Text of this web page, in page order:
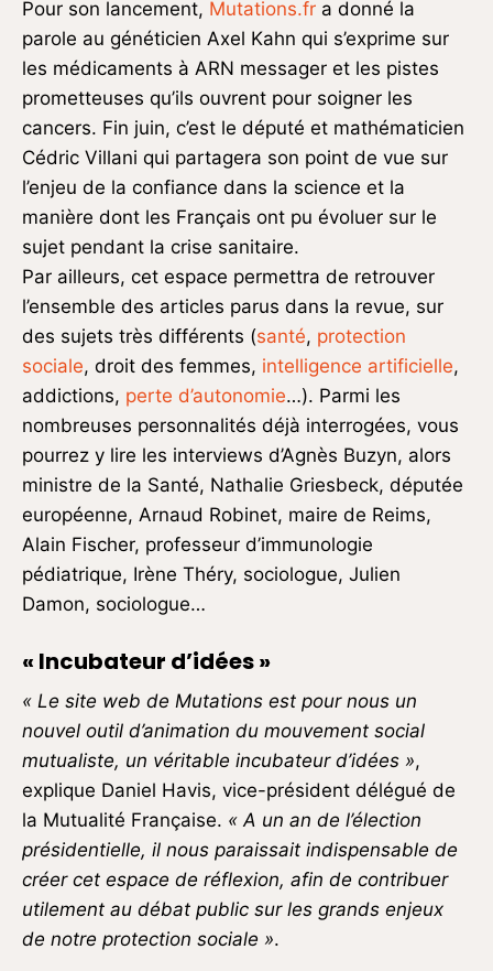
Pour son lancement, Mutations.fr a donné la
parole au généticien Axel Kahn qui s’exprime sur
les médicaments à ARN messager et les pistes
prometteuses qu’ils ouvrent pour soigner les
cancers. Fin juin, c’est le député et mathématicien
Cédric Villani qui partagera son point de vue sur
l’enjeu de la confiance dans la science et la
manière dont les Français ont pu évoluer sur le
sujet pendant la crise sanitaire.
Par ailleurs, cet espace permettra de retrouver
l’ensemble des articles parus dans la revue, sur
des sujets très différents (santé, protection
sociale, droit des femmes, intelligence artificielle,
addictions, perte d’autonomie…). Parmi les
nombreuses personnalités déjà interrogées, vous
pourrez y lire les interviews d’Agnès Buzyn, alors
ministre de la Santé, Nathalie Griesbeck, députée
européenne, Arnaud Robinet, maire de Reims,
Alain Fischer, professeur d’immunologie
pédiatrique, Irène Théry, sociologue, Julien
Damon, sociologue…
« Incubateur d’idées »
« Le site web de Mutations est pour nous un
nouvel outil d’animation du mouvement social
mutualiste, un véritable incubateur d’idées »,
explique Daniel Havis, vice-président délégué de
la Mutualité Française. « A un an de l’élection
présidentielle, il nous paraissait indispensable de
créer cet espace de réflexion, afin de contribuer
utilement au débat public sur les grands enjeux
de notre protection sociale ».